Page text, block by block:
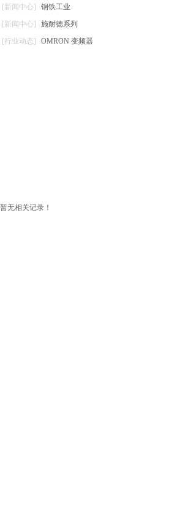
[新闻中心]
钢铁工业
[新闻中心]
施耐德系列
[行业动态]
OMRON 变频器
暂无相关记录！